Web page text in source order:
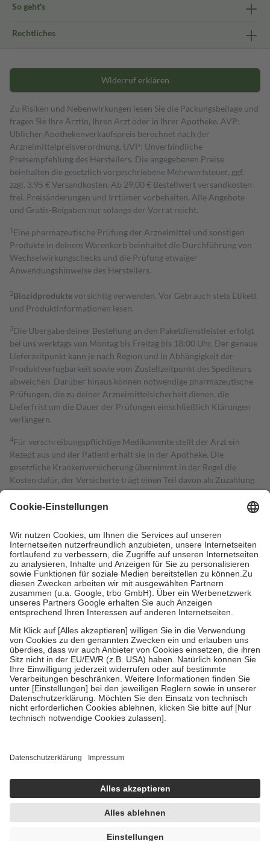
So geht's
Rechtliches
Widerruf erklären
Zu Risiken und Nebenwirkungen lesen Sie die Packungsbeilage und
fragen Sie Ihre Ärztin, Ihren Arzt oder in Ihrer Apotheke. AVP:
Üblicher Apothekenverkaufspreis berechnet nach der
Arzneimittelpreisverordnung. UVP: Unverbindliche
Preisempfehlung des Herstellers. Die angegebenen Preise
beinhalten die gesetzlich vorgeschriebene Mehrwertsteuer, ggf.
zzgl. 3,95 € Versandkosten. Ab 29,00 € Bestell­wert versand­kosten­
frei. Preisänderungen und Irrtümer vorbehalten. Alle Angebote
und Gratis-Beigaben nur solange der Vorrat reicht.
1 Eine pharmazeutische Prüfung der Arzneimittel und sonstigen
Produkte in deinem Warenkorb beinhaltet die Durchführung von
Wechselwirkungschecks und die Prüfung etwaiger
Anwendungshinweise des Herstellers.
2Biozidproduktevorsichtig verwenden. Vor Gebrauch stets Etikett
und Produktinformationen lesen.
3Die Übergabe deiner Bestellung an den Paketdienstleister erfolgt
bei uns werktags von Montag bis Freitag bis 18:00 Uhr. Der genaue
Lieferzeitpunkt kann je nach Region und in Abhängigkeit der
Produktverfügbarkeit sowie vom Zustellzeitpunkt des Spediteurs
abweichen. Darüber hinaus können notwendige pharmazeutische
Prüfungen, die zu deiner Arzneimittelsicherheit dienen, die
Lieferfrist um die Dauer der Prüfungen einschließlich Klärungen
verlängern.
4Für verschreibungspflichtige Medikamente stellt der Arzt ein
Rezept aus und der Patient erhält sie in der Apotheke. Die
gesetzliche Krankenversicherung übernimmt in der Regel die
Kosten dafür, der Versicherte trägt einen Teil davon als Zuzahlung
mit.
Grundsätzlich leisten Mitglieder Zuzahlungen in Höhe von zehn
höchstens zehn Euro.
Es sind jedoch nie mehr als die tatsächlichen
Kosten der Leistung zu entrichten.
Diese Regeln gelten grundsätzlich auch für Online-Apotheken.
Bei Heilmitteln und häuslicher Krankenpflege beträgt die
Zuzahlung zehn Prozent der Kosten sowie zehn Euro je
Verordnung.
Um das Engagement der Versicherten für ihre eigene Gesundheit zu
stärken und die besondere Stellung der Familie zu unterstützen,
fallenkeine Zuzahlungenan bei:
• Kindern und Jugendlichen bis zum vollendeten 18. Lebensjahr
mit Ausnahme der Fahrkosten
• Untersuchungen zur Vorsorge und Früherkennung, die von der
GKV getragen werden
• empfohlenen Schutzimpfungen
• Harn- und Blutteststreifen
getroffen, um sicherzustellen, dass es sich um echte Bewertungen
https://help.etrusted.com/hc/de/articles/4419944605341
Einige Bilder und Inhalte wurden unter Zuhilfenahme künstlicher